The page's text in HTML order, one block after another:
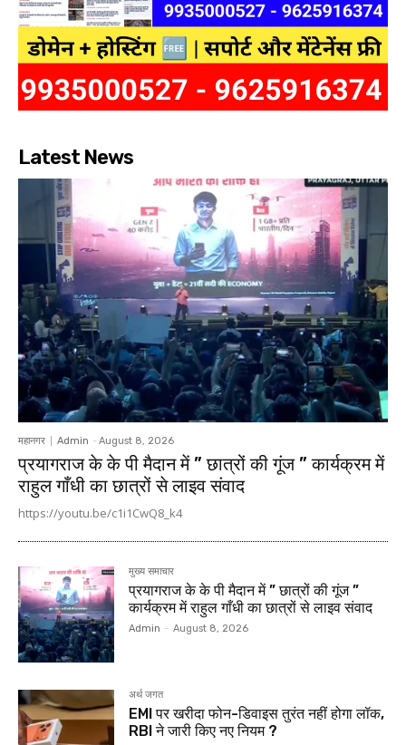
Latest News
महानगर Admin - August 8, 2026
प्रयागराज के के पी मैदान में ” छात्रों की गूंज ” कार्यक्रम में
राहुल गाँधी का छात्रों से लाइव संवाद
https://youtu.be/c1i1CwQ8_k4
मुख्य समाचार
प्रयागराज के के पी मैदान में ” छात्रों की गूंज ”
कार्यक्रम में राहुल गाँधी का छात्रों से लाइव संवाद
Admin - August 8, 2026
अर्थ जगत
EMI पर खरीदा फोन-डिवाइस तुरंत नहीं होगा लॉक,
RBI ने जारी किए नए नियम ?